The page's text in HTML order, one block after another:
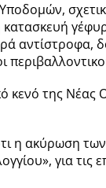
της
η ακύρωση
για τις